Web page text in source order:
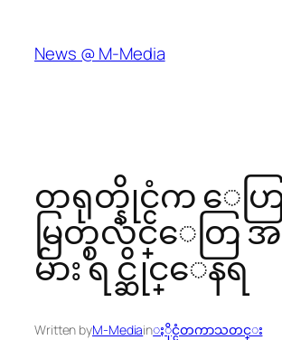
content
News @ M-Media
တရုတ္နိုင္ငံက ​ေဟ
မြတ္စလင္​ေတြ
မ်ား​ ရင္ဆိုင္​ေနရ
Written byM-Mediainႏိုင္ငံတကာသတင္း